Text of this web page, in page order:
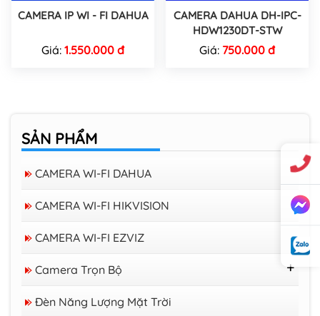
CAMERA IP WI - FI DAHUA
Giá: 1.550.000 đ
CAMERA DAHUA DH-IPC-
HDW1230DT-STW
Giá: 750.000 đ
SẢN PHẨM
CAMERA WI-FI DAHUA
CAMERA WI-FI HIKVISION
CAMERA WI-FI EZVIZ
Camera Trọn Bộ
Trọn Bộ 08 Camera
Đèn Năng Lượng Mặt Trời